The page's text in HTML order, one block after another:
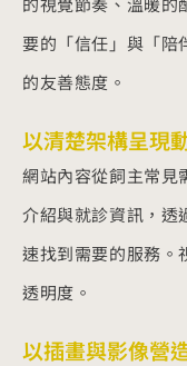
要的「信任」與「陪
的友善態度。
以清楚架構呈現
網站內容從飼主常見
介紹與就診資訊，透
速找到需要的服務。
透明度。
以插畫與影像營